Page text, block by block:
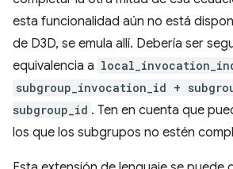
esta funcionalidad aún no está
de D3D, se emula allí. Debería ser
equivalencia a
subgroup_invocation_id +
subgroup_id . Ten en cuenta que
los que los subgrupos no estén